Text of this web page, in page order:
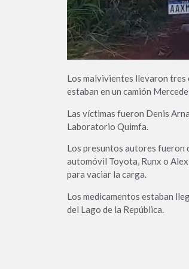
Los malvivientes llevaron tres
estaban en un camión
Las víctimas fueron Denis
Laboratorio Quimfa.
Los presuntos autores fueron
automóvil Toyota, Runx o
para vaciar la carga.
Los medicamentos estaban
del Lago de la República.